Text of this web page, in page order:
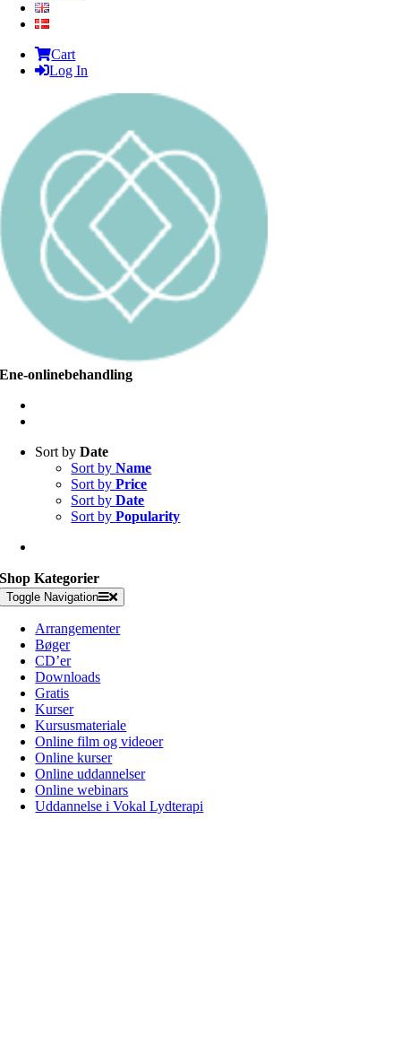
Cart
Log In
Ene-onlinebehandling
Sort byDate
Sort byName
Sort byPrice
Sort byDate
Sort byPopularity
Shop Kategorier
Toggle Navigation
Arrangementer
Bøger
CD’er
Downloads
Gratis
Kurser
Kursusmateriale
Online film og videoer
Online kurser
Online uddannelser
Online webinars
Uddannelse i Vokal Lydterapi